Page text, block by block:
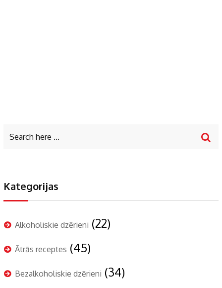
Kategorijas
Alkoholiskie dzērieni (22)
Ātrās receptes (45)
Bezalkoholiskie dzērieni (34)